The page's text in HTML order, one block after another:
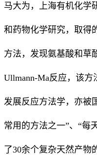
马大为，上海有机化学
和药物化学研究，取得
方法，发现氨基酸和草
Ullmann-Ma反应，该
发展反应方法学，亦被
常用的方法之一”、“每
了30余个复杂天然产物